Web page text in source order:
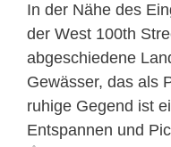
In der Nähe des
der West 100th
abgeschiedene
Gewässer, das als
ruhige Gegend ist
Entspannen und